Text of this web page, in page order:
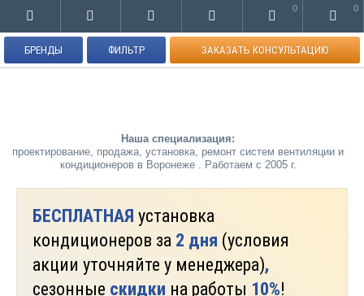
0 0
Наша специализация:
проектирование, продажа, установка, ремонт систем вентиляции и
кондиционеров в Воронеже . Работаем с 2005 г.
БРЕНДЫ ФИЛЬТР ЗАКАЗАТЬ КОНСУЛЬТАЦИЮ
БЕСПЛАТНАЯ установка
кондиционеров за 2 дня (условия
акции уточняйте у менеджера),
сезонные скидки на работы 10%!